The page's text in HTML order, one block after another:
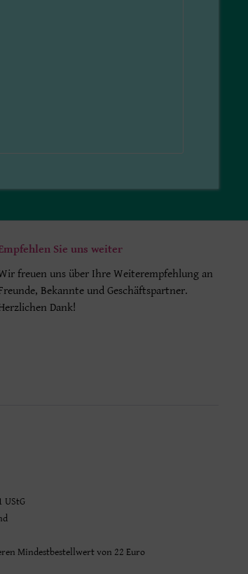
Sie uns weiter
freuen uns über Ihre Weiterempfehlung an
Bekannte und Geschäftspartner.
Dank!
UStG
Mindestbestellwert von 22 Euro